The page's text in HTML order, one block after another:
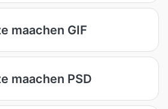
maachen GIF
maachen PSD